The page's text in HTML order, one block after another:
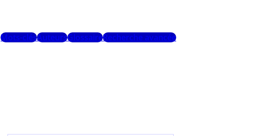
Mots-clésAuteursGlossaireRecherche avancée